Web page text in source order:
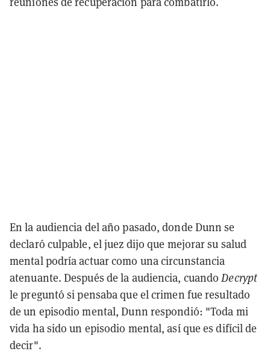
En la audiencia del año pasado, donde Dunn se
declaró culpable, el juez dijo que mejorar su salud
mental podría actuar como una circunstancia
atenuante. Después de la audiencia, cuandoDecrypt
le preguntó si pensaba que el crimen fue resultado
de un episodio mental, Dunn respondió: "Toda mi
vida ha sido un episodio mental, así que es difícil de
decir".